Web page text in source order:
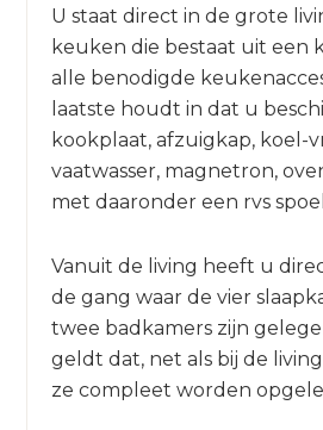
U staat direct in de grote
keuken die bestaat uit een
alle benodigde
laatste houdt in dat u
kookplaat, afzuigkap, koel-
vaatwasser, magnetron,
met daaronder een rvs
Vanuit de living heeft u
de gang waar de vier
twee badkamers zijn
geldt dat, net als bij de
ze compleet worden